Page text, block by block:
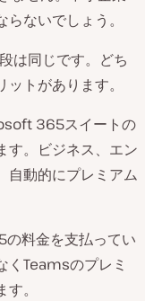
ないでしょう。
は同じです。どち
トがあります。
365スイートの
す。ビジネス、エン
自動的にプレミアム
料金を支払ってい
くTeamsのプレミ
。